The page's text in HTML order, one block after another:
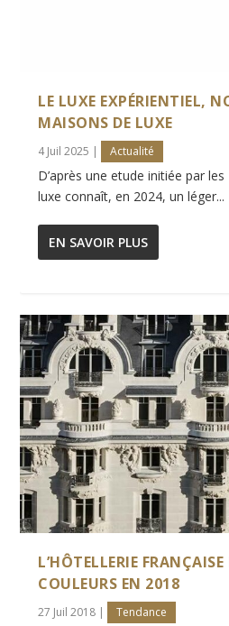
LE LUXE EXPÉRIENTIEL,
MAISONS DE LUXE
4 Juil 2025 | Actualité
D’après une etude initiée par
luxe connaît, en 2024, un léger...
EN SAVOIR PLUS
L’HÔTELLERIE FRANÇAISE
COULEURS EN 2018
27 Juil 2018 | Tendance